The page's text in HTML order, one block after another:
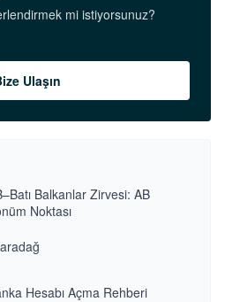
mi istiyorsunuz?
Ulaşın
Balkanlar Zirvesi: AB
Noktası
Hesabı Açma Rehberi